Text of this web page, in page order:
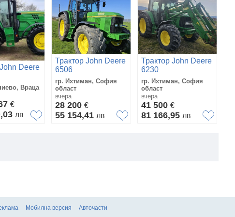
Deere
Враца
€
лв
Трактор John Deere
6506
гр. Ихтиман, София
област
вчера
28 200 €
55 154,41 лв
Трактор John Deere
6230
гр. Ихтиман, София
област
вчера
41 500 €
81 166,95 лв
Мобилна версия Авточасти